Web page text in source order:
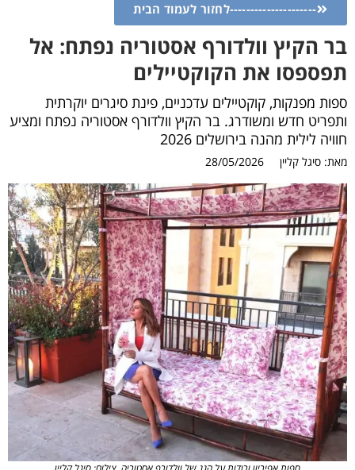
---------------------לחזור לעמוד הבית
בר הקיץ וולדורף אסטוריה נפתח: אל
תפספסו את הקוקטיילים
ספות מפנקות, קוקטיילים עדכניים, פינת סיגרים יוקרתית
ותפריט חדש ומשודרג. בר הקיץ וולדורף אסטוריה נפתח ומציע
חוויה לילית מהנה בירושלים 2026
מאת: סיגל קליין 28/05/2026